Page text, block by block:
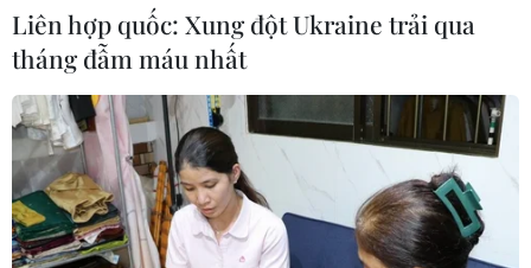
Liên hợp quốc: Xung đột Ukraine trải qua
tháng đẫm máu nhất